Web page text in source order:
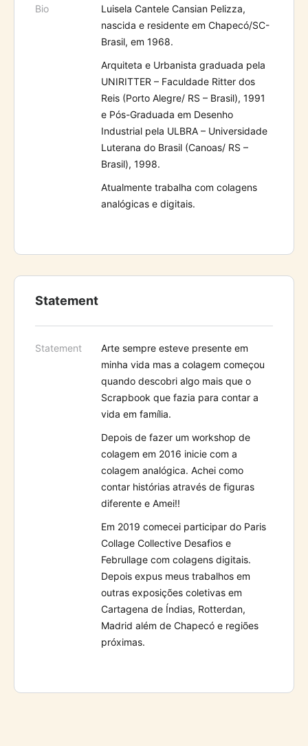
Bio L uisela Cantele Cansian Pelizza,
nascida e residente em Chapecó/SC-
Brasil, em 1968.
Arquiteta e Urbanista graduada pela
UNIRITTER – Faculdade Ritter dos
Reis (Porto Alegre/ RS – Brasil), 1991
e Pós-Graduada em Desenho
Industrial pela ULBRA – Universidade
Luterana do Brasil (Canoas/ RS –
Brasil), 1998.
Atualmente trabalha com colagens
analógicas e digitais.
Statement
Statement Arte sempre esteve presente em
minha vida mas a colagem começou
quando descobri algo mais que o
Scrapbook que fazia para contar a
vida em família.
Depois de fazer um workshop de
colagem em 2016 inicie com a
colagem analógica. Achei como
contar histórias através de figuras
diferente e Amei!!
Em 2019 comecei participar do Paris
Collage Collective Desafios e
Februllage com colagens digitais.
Depois expus meus trabalhos em
outras exposições coletivas em
Cartagena de Índias, Rotterdan,
Madrid além de Chapecó e regiões
próximas.